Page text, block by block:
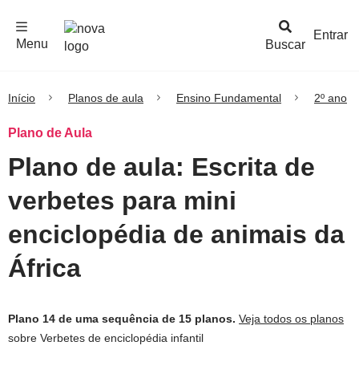
Buscar
Menu
Entrar
Início Planos de aula Ensino Fundamental 2º ano
Plano de Aula
Plano de aula: Escrita de
verbetes para mini
enciclopédia de animais da
África
Plano 14 de uma sequência de 15 planos. Veja todos os planos
sobre Verbetes de enciclopédia infantil